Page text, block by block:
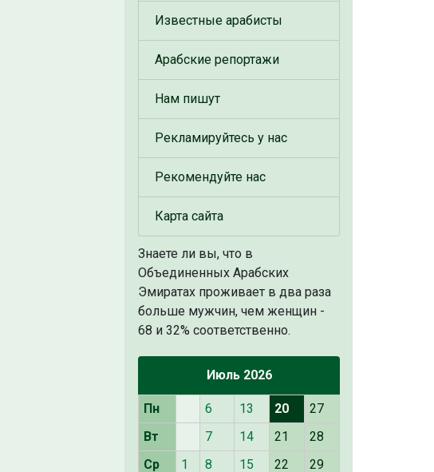
Известные арабисты
Арабские репортажи
Нам пишут
Рекламируйтесь у нас
Рекомендуйте нас
Карта сайта
Знаете ли вы, что в
Объединенных Арабских
Эмиратах проживает в два раза
больше мужчин, чем женщин -
68 и 32% соответственно.
Июль 2026
Пн 6 13 20
27
Вт
7 14 21
28
Ср
1 8 15 22 29